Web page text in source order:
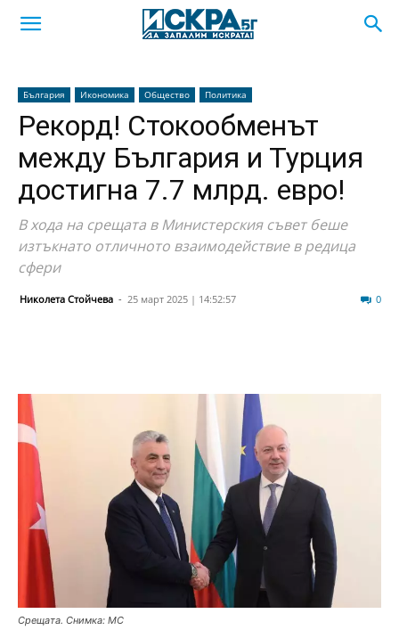
България Икономика Общество Политика
Рекорд! Стокообменът
между България и Турция
достигна 7.7 млрд. евро!
В хода на срещата в Министерския съвет беше
изтъкнато отличното взаимодействие в редица
сфери
Николета Стойчева - 25 март 2025 | 14:52:57 0
Срещата. Снимка: МС